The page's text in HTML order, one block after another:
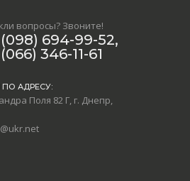
вопросы? Звоните!
694-99-52,
346-11-61
АДРЕСУ:
Поля 82 Г, г. Днепр,